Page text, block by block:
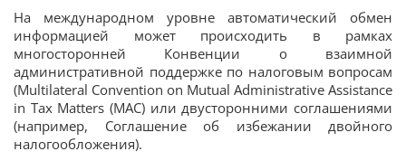
На международном уровне автоматический обмен
информацией может происходить в рамках
многосторонней Конвенции о взаимной
административной поддержке по налоговым вопросам
(Multilateral Convention on Mutual Administrative Assistance
in Tax Matters (MAC) или двусторонними соглашениями
(например, Соглашение об избежании двойного
налогообложения).